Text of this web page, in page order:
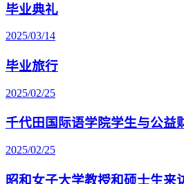
毕业典礼
2025/03/14
毕业旅行
2025/02/25
千代田国际语学院学生与公益
2025/02/25
昭和女子大学教授和硕士生来